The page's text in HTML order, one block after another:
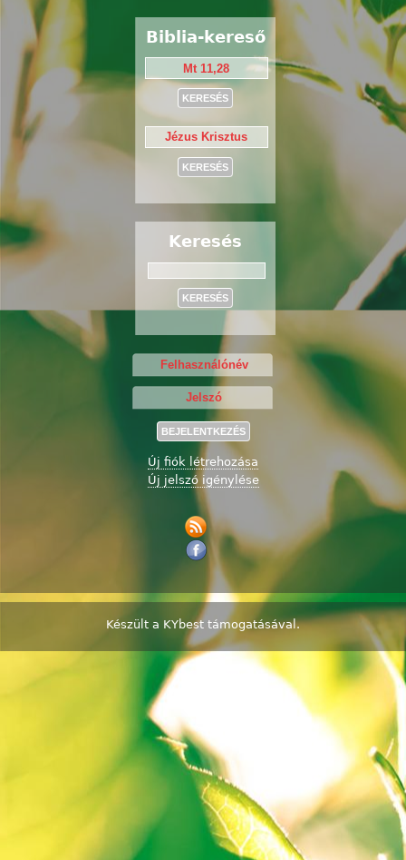
Biblia-kereső
Keresés
Új fiók létrehozása
Új jelszó igénylése
Készült a KYbest támogatásával.